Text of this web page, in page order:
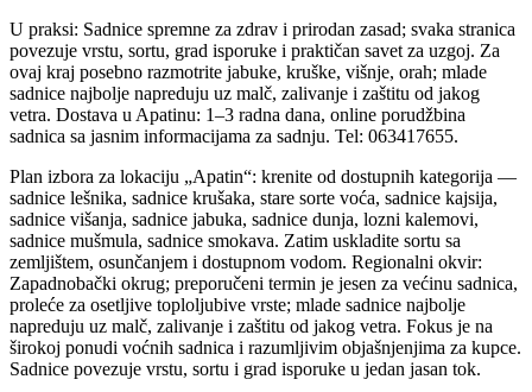
U praksi: Sadnice spremne za zdrav i prirodan zasad; svaka stranica
povezuje vrstu, sortu, grad isporuke i praktičan savet za uzgoj. Za
ovaj kraj posebno razmotrite jabuke, kruške, višnje, orah; mlade
sadnice najbolje napreduju uz malč, zalivanje i zaštitu od jakog
vetra. Dostava u Apatinu: 1–3 radna dana, online porudžbina
sadnica sa jasnim informacijama za sadnju. Tel: 063417655.
Plan izbora za lokaciju „Apatin“: krenite od dostupnih kategorija —
sadnice lešnika, sadnice krušaka, stare sorte voća, sadnice kajsija,
sadnice višanja, sadnice jabuka, sadnice dunja, lozni kalemovi,
sadnice mušmula, sadnice smokava. Zatim uskladite sortu sa
zemljištem, osunčanjem i dostupnom vodom. Regionalni okvir:
Zapadnobački okrug; preporučeni termin je jesen za većinu sadnica,
proleće za osetljive toploljubive vrste; mlade sadnice najbolje
napreduju uz malč, zalivanje i zaštitu od jakog vetra. Fokus je na
širokoj ponudi voćnih sadnica i razumljivim objašnjenjima za kupce.
Sadnice povezuje vrstu, sortu i grad isporuke u jedan jasan tok.